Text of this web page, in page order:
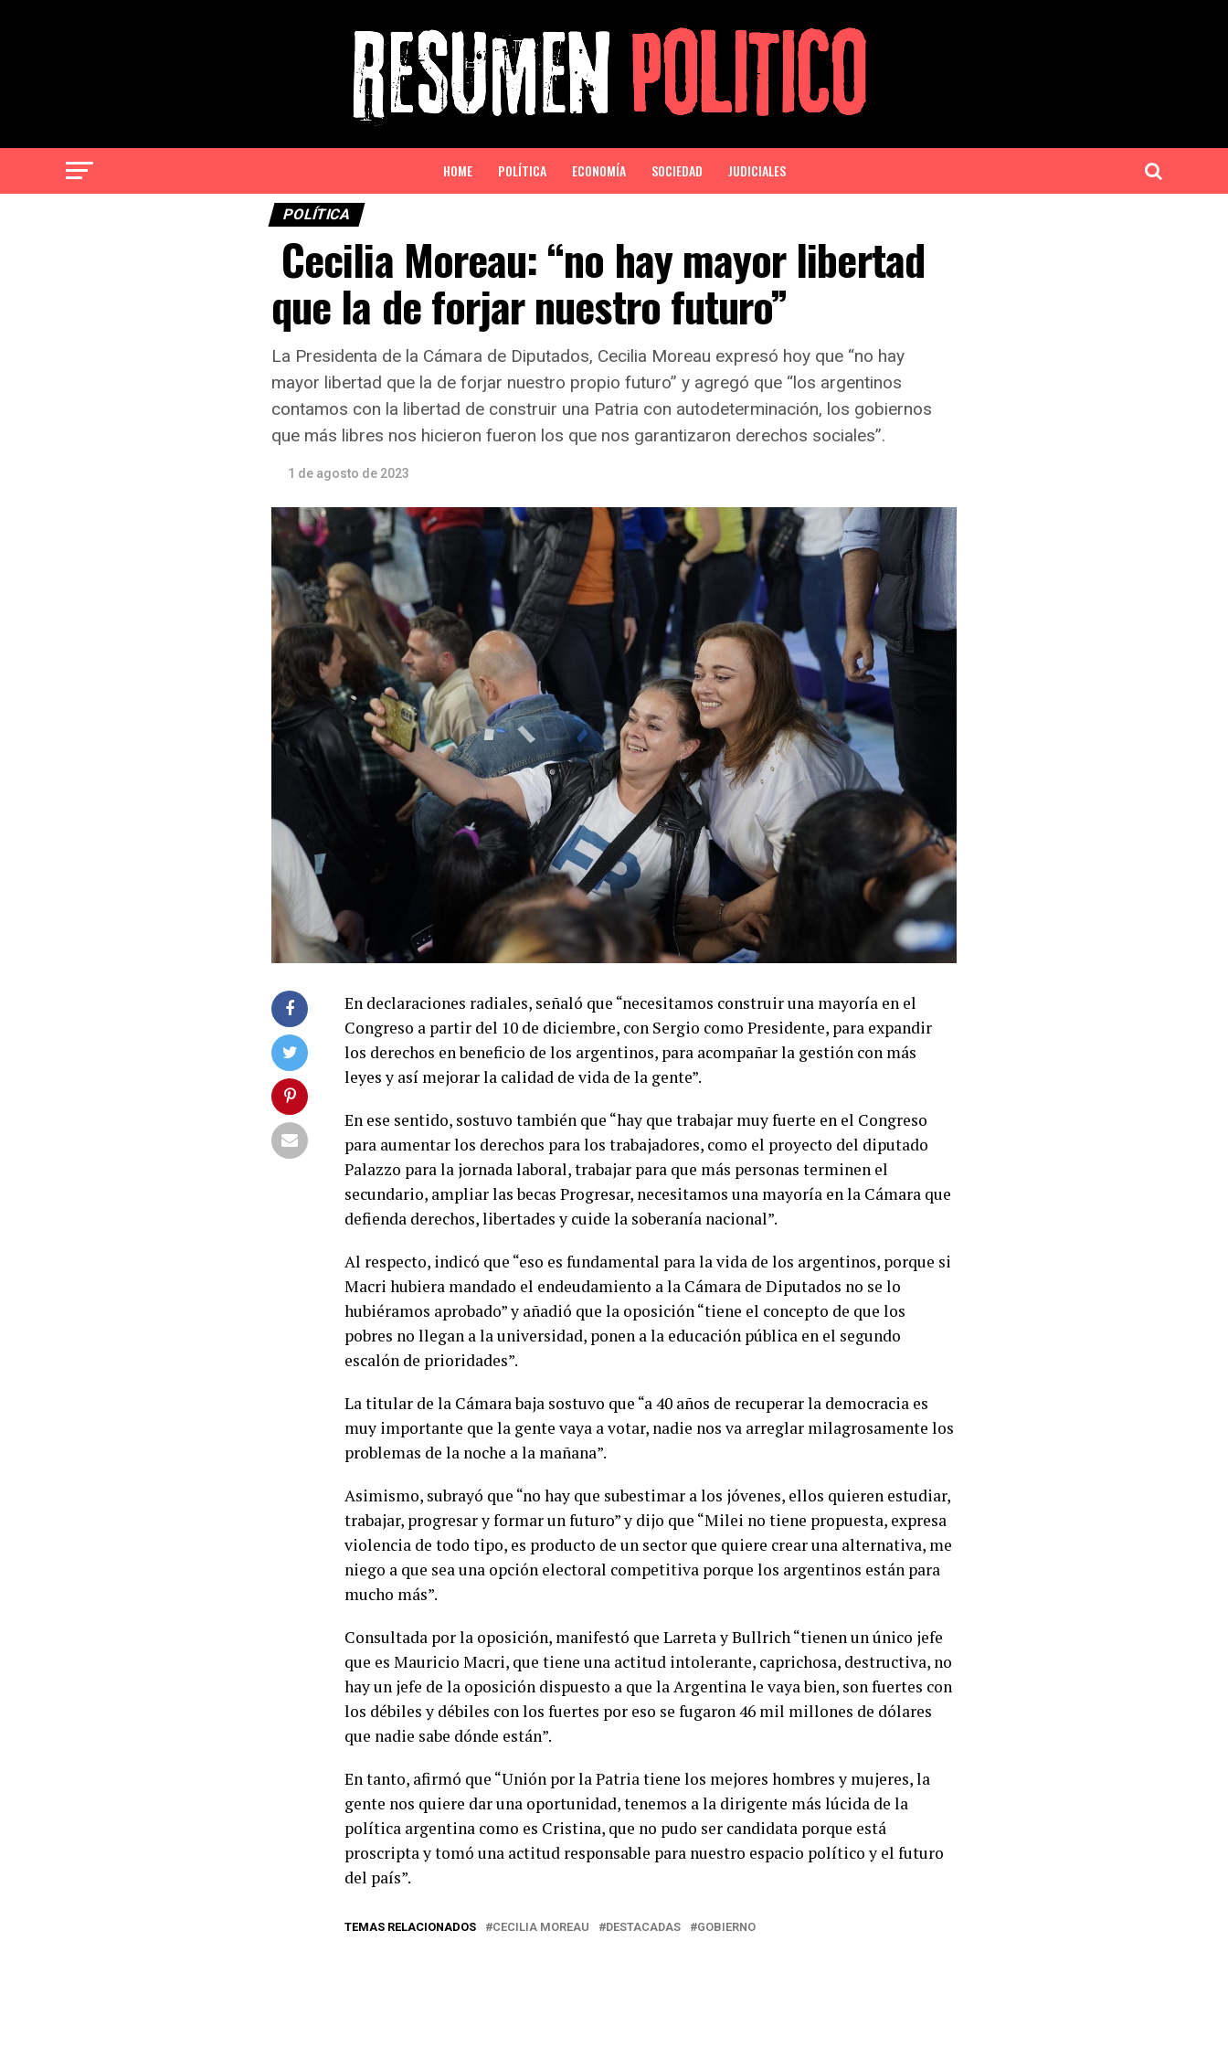
HOME POLÍTICA ECONOMÍA SOCIEDAD JUDICIALES
POLÍTICA
Cecilia Moreau: “no hay mayor libertad
que la de forjar nuestro futuro”
La Presidenta de la Cámara de Diputados, Cecilia Moreau expresó hoy que “no hay
mayor libertad que la de forjar nuestro propio futuro” y agregó que “los argentinos
contamos con la libertad de construir una Patria con autodeterminación, los gobiernos
que más libres nos hicieron fueron los que nos garantizaron derechos sociales”.
1 de agosto de 2023
En declaraciones radiales, señaló que “necesitamos construir una mayoría en el
Congreso a partir del 10 de diciembre, con Sergio como Presidente, para expandir
los derechos en beneficio de los argentinos, para acompañar la gestión con más
leyes y así mejorar la calidad de vida de la gente”.
En ese sentido, sostuvo también que “hay que trabajar muy fuerte en el Congreso
para aumentar los derechos para los trabajadores, como el proyecto del diputado
Palazzo para la jornada laboral, trabajar para que más personas terminen el
secundario, ampliar las becas Progresar, necesitamos una mayoría en la Cámara que
defienda derechos, libertades y cuide la soberanía nacional”.
Al respecto, indicó que “eso es fundamental para la vida de los argentinos, porque si
Macri hubiera mandado el endeudamiento a la Cámara de Diputados no se lo
hubiéramos aprobado” y añadió que la oposición “tiene el concepto de que los
pobres no llegan a la universidad, ponen a la educación pública en el segundo
escalón de prioridades”.
La titular de la Cámara baja sostuvo que “a 40 años de recuperar la democracia es
muy importante que la gente vaya a votar, nadie nos va arreglar milagrosamente los
problemas de la noche a la mañana”.
Asimismo, subrayó que “no hay que subestimar a los jóvenes, ellos quieren estudiar,
trabajar, progresar y formar un futuro” y dijo que “Milei no tiene propuesta, expresa
violencia de todo tipo, es producto de un sector que quiere crear una alternativa, me
niego a que sea una opción electoral competitiva porque los argentinos están para
mucho más”.
Consultada por la oposición, manifestó que Larreta y Bullrich “tienen un único jefe
que es Mauricio Macri, que tiene una actitud intolerante, caprichosa, destructiva, no
hay un jefe de la oposición dispuesto a que la Argentina le vaya bien, son fuertes con
los débiles y débiles con los fuertes por eso se fugaron 46 mil millones de dólares
que nadie sabe dónde están”.
En tanto, afirmó que “Unión por la Patria tiene los mejores hombres y mujeres, la
gente nos quiere dar una oportunidad, tenemos a la dirigente más lúcida de la
política argentina como es Cristina, que no pudo ser candidata porque está
proscripta y tomó una actitud responsable para nuestro espacio político y el futuro
del país”.
TEMAS RELACIONADOS CECILIA MOREAU DESTACADAS GOBIERNO